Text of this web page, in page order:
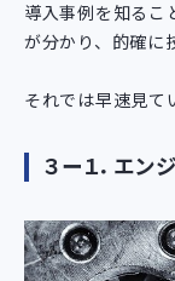
導入事例を知るこ
が分かり、的確に
それでは早速見て
３ー１．エン